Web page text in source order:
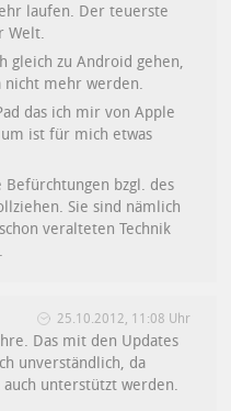
laufen. Der teuerste
Welt.
gleich zu Android gehen,
nicht mehr werden.
das ich mir von Apple
ist für mich etwas
Befürchtungen bzgl. des
Sie sind nämlich
veralteten Technik
25.10.2012, 11:08 Uhr
Das mit den Updates
unverständlich, da
auch unterstützt werden.